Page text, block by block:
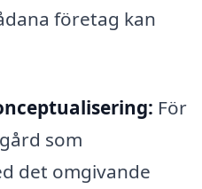
företag kan
För
som
det omgivande